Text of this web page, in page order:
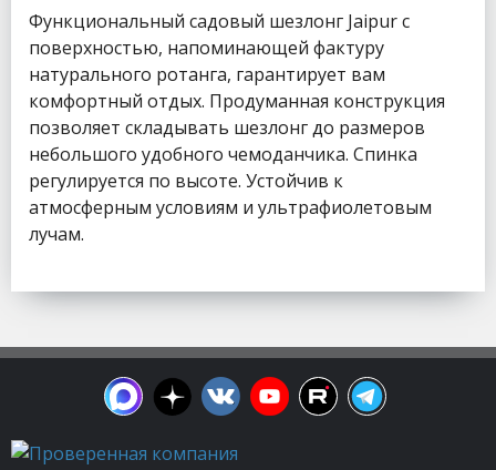
Функциональный садовый шезлонг Jaipur с
поверхностью, напоминающей фактуру
натурального ротанга, гарантирует вам
комфортный отдых. Продуманная конструкция
позволяет складывать шезлонг до размеров
небольшого удобного чемоданчика. Спинка
регулируется по высоте. Устойчив к
атмосферным условиям и ультрафиолетовым
лучам.